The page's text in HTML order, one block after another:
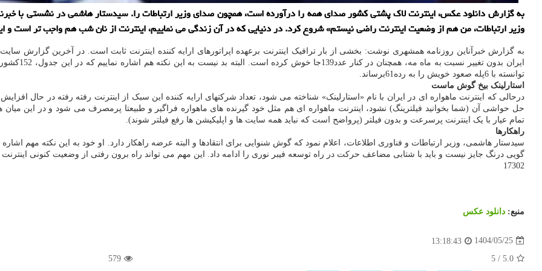
به گزارش دانلود عکس، اینترنت لاک پشتی کشور صدای همه را درآورده است، همچون صدای وزیر ارتباطات را. سیدستار هاشمی در نشستی با
وزیر ارتباطات، من هم از وضعیت اینترنت راضی نیستم» شروع کرد. در دنیایی که در آن زندگی می نماییم، اینترنت از نان شب هم واجب تر است و
ایران بدون
توانسته با 6پله صعود خویش را به رده61برساند.
استارلینک بیخ گوش ماست
درحالی که اینترنت ماهواره ای در ایران با نام «استارلینک» شناخته می شود، تعداد شرکتهای ارایه کننده این سبک از اینترنت رفته رفته در حال
حل حواشی آن (شما بخوانید فیلترینگ) نشود، اینترنت ماهواره ای هم مثل خود گیرنده های ماهواره فراگیر و طبیعتا پرمصرف می شود و در این
تمام عیار با یک اینترنت پرسرعت و بدون فیلتر (پرواضح است که نباید همه سایت ها و اپلیکیشن ها رفع فیلتر شوند).
راهکارها
سیدستار هاشمی، وزیر ارتباطات و فناوری اطلاعات، اعلام نمود که گوش شنوایی برای انتقادها و البته عرضه راهکار دارد. او خود به این نکته مهم
گویی درنگ جایز نیست و باید با شتابی مضاعف حرکت در راه توسعه فیبر نوری را ادامه داد. این مهم می تواند راه برون رفتی از وضعیت کنونی
17302
منبع: دانلود عكس
1404/05/25
13:18:43
5.0
/
5
579